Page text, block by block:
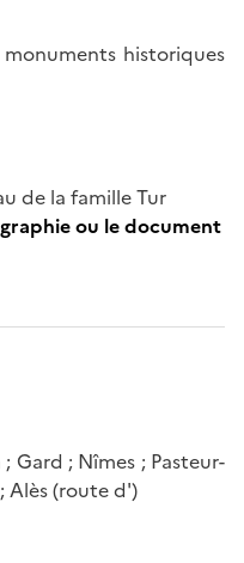
historiques
de la famille Tur
ou le document
Gard ; Nîmes ; Pasteur-
Alès (route d')